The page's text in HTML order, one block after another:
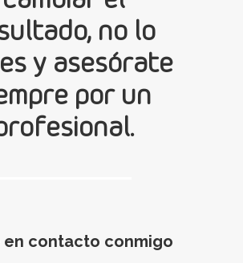
no lo
y asesórate
por un
en contacto conmigo